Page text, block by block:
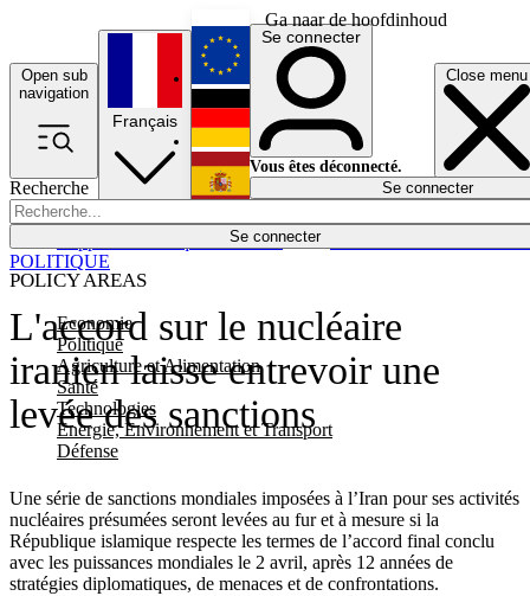
Ga naar de hoofdinhoud
Open sub
navigation
Close menu
Recherche
Se connecter
POLICY AREAS
Economie
Politique
Agriculture et Alimentation
Santé
Technologies
Energie, Environnement et Transport
Défense
Économie
Français
English
Deutsch
Español
Se connecter
Vous êtes déconnecté.
Se connecter
L'accord sur le nucléaire
iranien laisse entrevoir une
levée des sanctions
Une série de sanctions mondiales imposées à l’Iran pour ses activités
nucléaires présumées seront levées au fur et à mesure si la
République islamique respecte les termes de l’accord final conclu
avec les puissances mondiales le 2 avril, après 12 années de
stratégies diplomatiques, de menaces et de confrontations.
POLITIQUE